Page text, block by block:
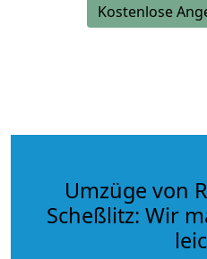
Kostenlose
Umzüge von
Scheßlitz: Wir